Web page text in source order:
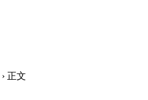
› 正文